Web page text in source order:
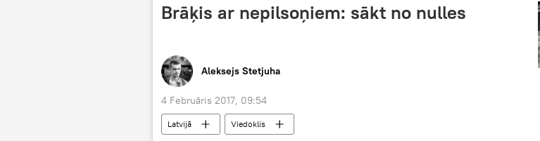
Brāķis ar nepilsoņiem: sākt no nulles
Aleksejs Stetjuha
4 Februāris 2017, 09:54
Latvijā Viedoklis